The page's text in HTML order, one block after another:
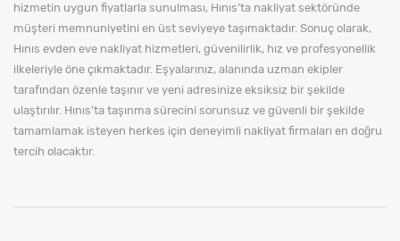
hizmetin uygun fiyatlarla sunulması, Hınıs’ta nakliyat sektöründe
müşteri memnuniyetini en üst seviyeye taşımaktadır. Sonuç olarak,
Hınıs evden eve nakliyat hizmetleri, güvenilirlik, hız ve profesyonellik
ilkeleriyle öne çıkmaktadır. Eşyalarınız, alanında uzman ekipler
tarafından özenle taşınır ve yeni adresinize eksiksiz bir şekilde
ulaştırılır. Hınıs’ta taşınma sürecini sorunsuz ve güvenli bir şekilde
tamamlamak isteyen herkes için deneyimli nakliyat firmaları en doğru
tercih olacaktır.